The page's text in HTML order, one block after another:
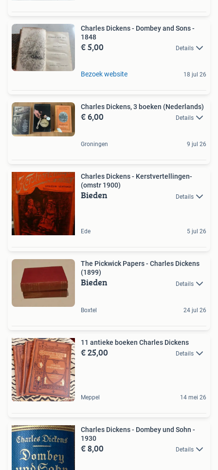
Charles Dickens - Dombey and Sons -
1848
€ 5,00 Details
Bezoek website 18 jul 26
Charles Dickens, 3 boeken (Nederlands)
€ 6,00 Details
Groningen 9 jul 26
Charles Dickens - Kerstvertellingen-
(omstr 1900)
Bieden Details
Ede 5 jul 26
The Pickwick Papers - Charles Dickens
(1899)
Bieden Details
Boxtel 24 jul 26
11 antieke boeken Charles Dickens
€ 25,00 Details
Meppel 14 mei 26
Charles Dickens - Dombey und Sohn -
1930
€ 8,00 Details